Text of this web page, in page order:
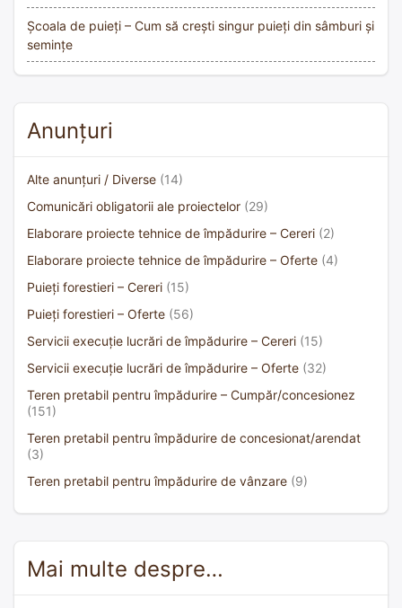
Școala de puieți – Cum să crești singur puieți din sâmburi și
semințe
Anunțuri
Alte anunțuri / Diverse (14)
Comunicări obligatorii ale proiectelor (29)
Elaborare proiecte tehnice de împădurire – Cereri (2)
Elaborare proiecte tehnice de împădurire – Oferte (4)
Puieți forestieri – Cereri (15)
Puieți forestieri – Oferte (56)
Servicii execuție lucrări de împădurire – Cereri (15)
Servicii execuție lucrări de împădurire – Oferte (32)
Teren pretabil pentru împădurire – Cumpăr/concesionez
(151)
Teren pretabil pentru împădurire de concesionat/arendat
(3)
Teren pretabil pentru împădurire de vânzare (9)
Mai multe despre…